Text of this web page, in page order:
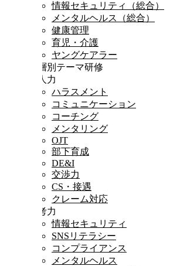
情報セキュリティ（総合）
メンタルヘルス（総合）
健康管理
育児・介護
ヤングケアラー
階層別テーマ研修
対人力
ハラスメント
コミュニケーション
コーチング
メンタリング
OJT
部下育成
DE&I
交渉力
CS・接遇
クレーム対応
思考力
情報セキュリティ
SNSリテラシー
コンプライアンス
メンタルヘルス